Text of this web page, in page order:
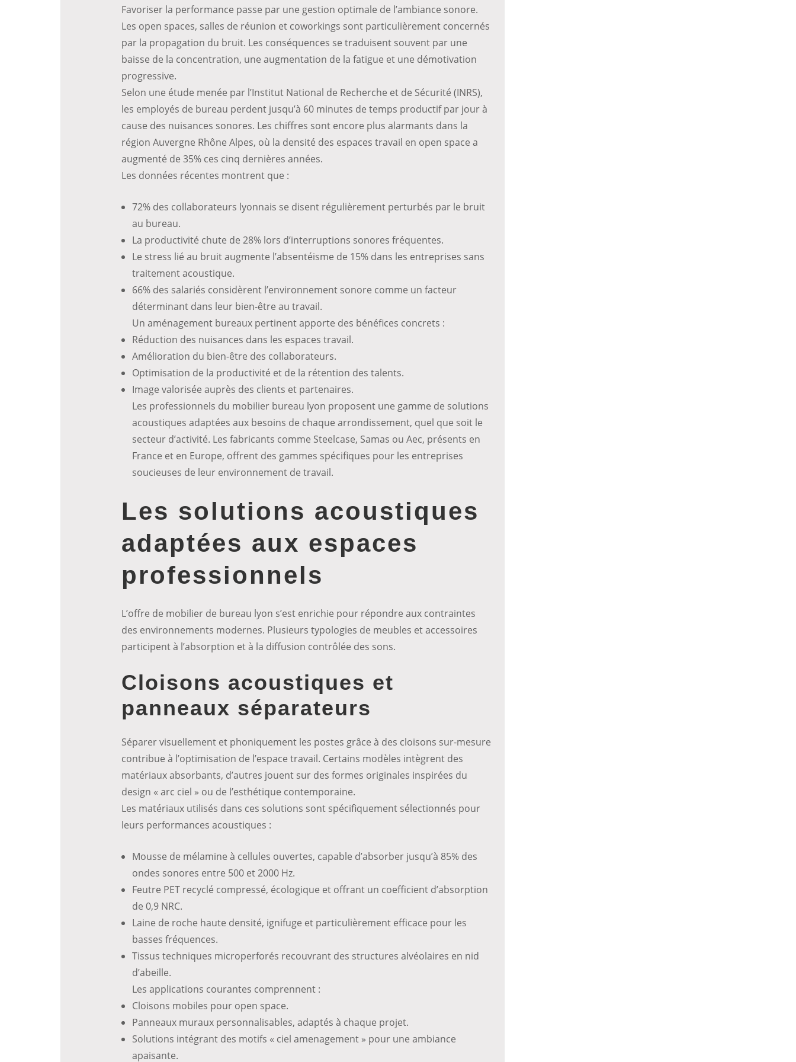
Favoriser la performance passe par une gestion optimale de l’ambiance sonore.
Les open spaces, salles de réunion et coworkings sont particulièrement concernés
par la propagation du bruit. Les conséquences se traduisent souvent par une
baisse de la concentration, une augmentation de la fatigue et une démotivation
progressive.
Selon une étude menée par l’Institut National de Recherche et de Sécurité (INRS),
les employés de bureau perdent jusqu’à 60 minutes de temps productif par jour à
cause des nuisances sonores. Les chiffres sont encore plus alarmants dans la
région Auvergne Rhône Alpes, où la densité des espaces travail en open space a
augmenté de 35% ces cinq dernières années.
Les données récentes montrent que :
72% des collaborateurs lyonnais se disent régulièrement perturbés par le bruit
au bureau.
La productivité chute de 28% lors d’interruptions sonores fréquentes.
Le stress lié au bruit augmente l’absentéisme de 15% dans les entreprises sans
traitement acoustique.
66% des salariés considèrent l’environnement sonore comme un facteur
déterminant dans leur bien-être au travail.
Un aménagement bureaux pertinent apporte des bénéfices concrets :
Réduction des nuisances dans les espaces travail.
Amélioration du bien-être des collaborateurs.
Optimisation de la productivité et de la rétention des talents.
Image valorisée auprès des clients et partenaires.
Les professionnels du mobilier bureau lyon proposent une gamme de solutions
acoustiques adaptées aux besoins de chaque arrondissement, quel que soit le
secteur d’activité. Les fabricants comme Steelcase, Samas ou Aec, présents en
France et en Europe, offrent des gammes spécifiques pour les entreprises
soucieuses de leur environnement de travail.
Les solutions acoustiques
adaptées aux espaces
professionnels
L’offre de mobilier de bureau lyon s’est enrichie pour répondre aux contraintes
des environnements modernes. Plusieurs typologies de meubles et accessoires
participent à l’absorption et à la diffusion contrôlée des sons.
Cloisons acoustiques et
panneaux séparateurs
Séparer visuellement et phoniquement les postes grâce à des cloisons sur-mesure
contribue à l’optimisation de l’espace travail. Certains modèles intègrent des
matériaux absorbants, d’autres jouent sur des formes originales inspirées du
design « arc ciel » ou de l’esthétique contemporaine.
Les matériaux utilisés dans ces solutions sont spécifiquement sélectionnés pour
leurs performances acoustiques :
Mousse de mélamine à cellules ouvertes, capable d’absorber jusqu’à 85% des
ondes sonores entre 500 et 2000 Hz.
Feutre PET recyclé compressé, écologique et offrant un coefficient d’absorption
de 0,9 NRC.
Laine de roche haute densité, ignifuge et particulièrement efficace pour les
basses fréquences.
Tissus techniques microperforés recouvrant des structures alvéolaires en nid
d’abeille.
Les applications courantes comprennent :
Cloisons mobiles pour open space.
Panneaux muraux personnalisables, adaptés à chaque projet.
Solutions intégrant des motifs « ciel amenagement » pour une ambiance
apaisante.